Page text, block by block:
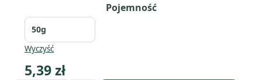
Pojemność
Wyczyść
5,39zł